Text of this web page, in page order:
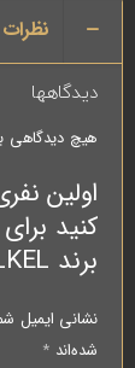
نظرات
دیدگاهها
هیچ دیدگاهی
اولین
برند VOLKEL آلمان”
نشانی ایمیل
شده‌اند*